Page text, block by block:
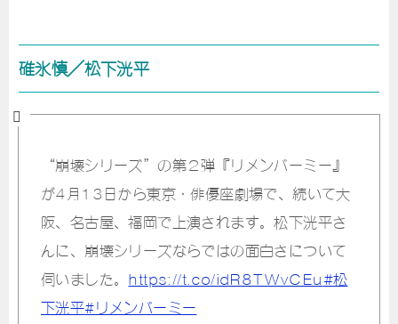
碓氷慎／松下洸平
“崩壊シリーズ”の第２弾『リメンバーミー』
が4月13日から東京・俳優座劇場で、続いて大
阪、名古屋、福岡で上演されます。松下洸平さ
んに、崩壊シリーズならではの面白さについて
伺いました。 https://t.co/idR8TWvCEu #松
下洸平#リメンバーミー